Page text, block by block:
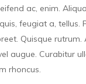
ac, enim.
feugiat a, tellus.
Quisque rutrum.
augue. Curabitur
rhoncus.